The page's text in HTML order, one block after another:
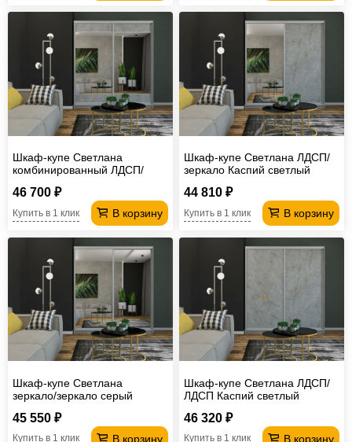
Шкаф-купе Светлана
комбинированный ЛДСП/
46 700 ₽
В корзину
Купить в 1 клик
Шкаф-купе Светлана ЛДСП/
зеркало Каспий светлый
44 810 ₽
В корзину
Купить в 1 клик
Шкаф-купе Светлана
зеркало/зеркало серый
45 550 ₽
В корзину
Купить в 1 клик
Шкаф-купе Светлана ЛДСП/
ЛДСП Каспий светлый
46 320 ₽
В корзину
Купить в 1 клик